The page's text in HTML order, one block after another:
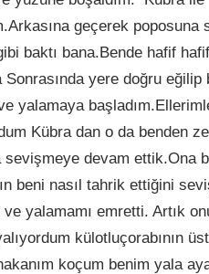
geçerek
baktı bana.Bende hafif
yere doğru eğilip
yalamaya
Kübra dan o da benden
devam ettik.Ona
beni nasıl tahrik ettiğini
ve yalamamı emretti. Artık
külotluçorabının
koçum benim yala